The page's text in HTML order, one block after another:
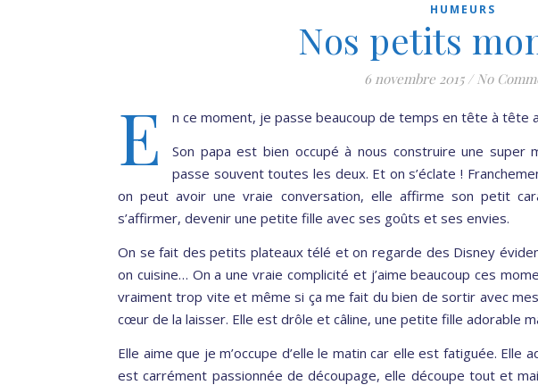
HUMEURS
Nos petits
6 novembre 2015 / No
E
n ce moment, je passe beaucoup de temps en tête à tête
Son papa est bien occupé à nous construire une super
passe souvent toutes les deux. Et on s’éclate !
on peut avoir une vraie conversation, elle affirme son petit
s’affirmer, devenir une petite fille avec ses goûts et ses envies.
On se fait des petits plateaux télé et on regarde des Disney
on cuisine… On a une vraie complicité et j’aime beaucoup ces
vraiment trop vite et même si ça me fait du bien de sortir avec
cœur de la laisser. Elle est drôle et câline, une petite fille adorable
Elle aime que je m’occupe d’elle le matin car elle est fatiguée. Elle
est carrément passionnée de découpage, elle découpe tout et